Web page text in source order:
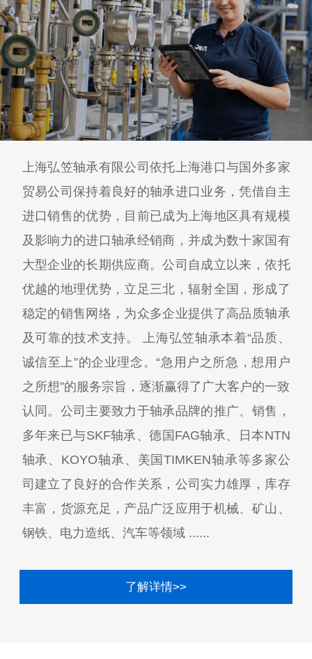
上海弘笠轴承有限公司依托上海港口与国外多家
贸易公司保持着良好的轴承进口业务，凭借自主
进口销售的优势，目前已成为上海地区具有规模
及影响力的进口轴承经销商，并成为数十家国有
大型企业的长期供应商。公司自成立以来，依托
优越的地理优势，立足三北，辐射全国，形成了
稳定的销售网络，为众多企业提供了高品质轴承
及可靠的技术支持。 上海弘笠轴承本着“品质、
诚信至上”的企业理念。“急用户之所急，想用户
之所想”的服务宗旨，逐渐赢得了广大客户的一致
认同。公司主要致力于轴承品牌的推广、销售，
多年来已与SKF轴承、德国FAG轴承、日本NTN
轴承、KOYO轴承、美国TIMKEN轴承等多家公
司建立了良好的合作关系，公司实力雄厚，库存
丰富，货源充足，产品广泛应用于机械、矿山、
钢铁、电力造纸、汽车等领域 ......
了解详情>>